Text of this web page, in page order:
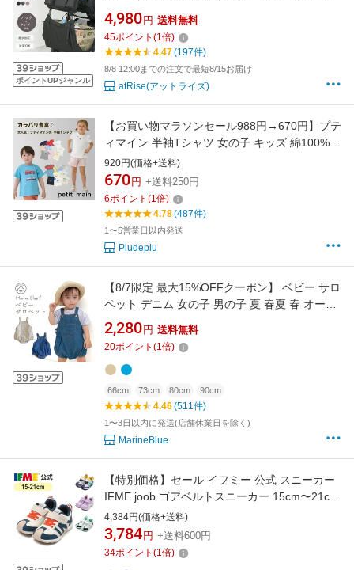
ポイントUPジャンル
ビーカードリンクホルダー 買い物かご レジカ
ゴ 大容量 ベビーカー用バッグ アンダーバッグ
ハンモック シンプル 無地 小物入れ 収納 ポーチ
便利 軽量 簡単 取り付け
4,980 円 送料無料
45ポイント (1倍)
4.47(197件)
8/8 12:00までの注文で最短8/15お届け
atRise(アットライズ)
【お買い物マラソンセール988円→670円】プテ
ィマイン 半袖Tシャツ 女の子 キッズ 綿100%
子供服 80 90 100 110 120 130cm 刺繍 ボーダ
ー 保育園 幼稚園 通園 通学 プティマイン petit
main
920円(価格+送料)
670 円 +送料250円
6ポイント (1倍)
4.78(487件)
1〜5営業日以内発送
Piudepiu
【8/7限定 最大15%OFFクーポン】 ベビー サロ
ペット デニム 女の子 男の子 夏 春夏 春 オーバ
ーオール ロンパース 60 80 70 90 ベビー服 デ
ニムサロペット ベビーサロペット 新生児 デニ
ムロンパース 綿100 子供服 赤ちゃん サスペン
ダー プレゼント 可愛い
2,280 円 送料無料
20ポイント (1倍)
66cm 73cm 80cm 90cm
4.46(511件)
1〜3日以内に発送(店舗休業日を除く)
MarineBlue
【特別価格】セール イフミー 公式 スニーカー
IFME joob ゴアベルトスニーカー 15cm〜21cm
キッズ 幼稚園 保育園 小学校 子ども靴 通園 通
学 シューズ 女の子 男の子 ジョーブ 30-5316
4,384円(価格+送料)
3,784 円 +送料600円
34ポイント (1倍)